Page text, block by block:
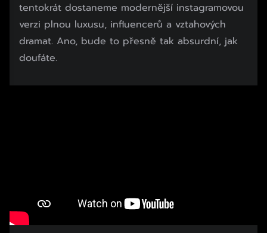
tentokrát dostaneme modernější instagramovou
verzi plnou luxusu, influencerů a vztahových
dramat. Ano, bude to přesně tak absurdní, jak
doufáte.